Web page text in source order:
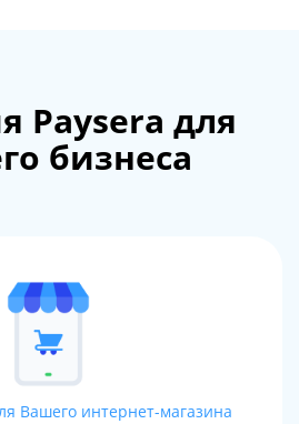
Paysera для
бизнеса
Вашего интернет-магазина